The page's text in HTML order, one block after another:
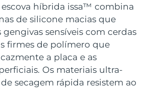
escova híbrida issa™ combina
de silicone macias que
sensíveis com cerdas
firmes de polímero que
a placa e as
Os materiais ultra-
secagem rápida resistem ao